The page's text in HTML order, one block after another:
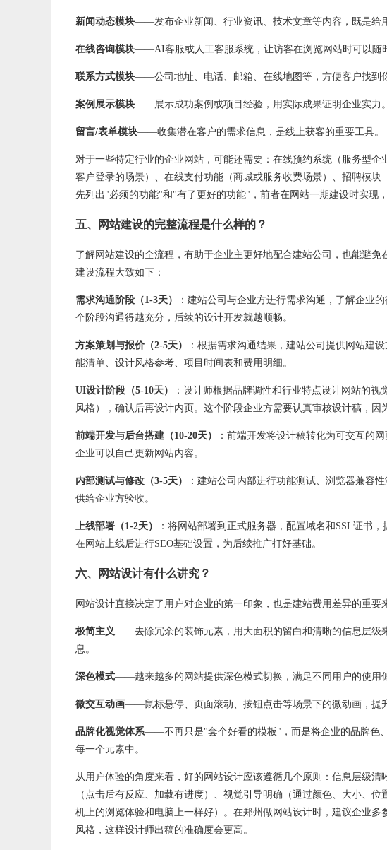
新闻动态模块——发布企业新闻、行业资讯、技术文章等内容，既是给
在线咨询模块——AI客服或人工客服系统，让访客在浏览网站时可以随
联系方式模块——公司地址、电话、邮箱、在线地图等，方便客户找到
案例展示模块——展示成功案例或项目经验，用实际成果证明企业实力。
留言/表单模块——收集潜在客户的需求信息，是线上获客的重要工具。
对于一些特定行业的企业网站，可能还需要：在线预约系统（服务型
客户登录的场景）、在线支付功能（商城或服务收费场景）、招聘模
先列出"必须的功能"和"有了更好的功能"，前者在网站一期建设时实现
五、网站建设的完整流程是什么样的？
了解网站建设的全流程，有助于企业主更好地配合建站公司，也能避
建设流程大致如下：
需求沟通阶段（1-3天）
：建站公司与企业方进行需求沟通，了解企业
个阶段沟通得越充分，后续的设计开发就越顺畅。
方案策划与报价（2-5天）
：根据需求沟通结果，建站公司提供网站建
能清单、设计风格参考、项目时间表和费用明细。
UI设计阶段（5-10天）
：设计师根据品牌调性和行业特点设计网站的
风格），确认后再设计内页。这个阶段企业方需要认真审核设计稿，因
前端开发与后台搭建（10-20天）
：前端开发将设计稿转化为可交互的
企业可以自己更新网站内容。
内部测试与修改（3-5天）
：建站公司内部进行功能测试、浏览器兼容
供给企业方验收。
上线部署（1-2天）
：将网站部署到正式服务器，配置域名和SSL证书
在网站上线后进行SEO基础设置，为后续推广打好基础。
六、网站设计有什么讲究？
网站设计直接决定了用户对企业的第一印象，也是建站费用差异的重要
极简主义——去除冗余的装饰元素，用大面积的留白和清晰的信息层级
息。
深色模式——越来越多的网站提供深色模式切换，满足不同用户的使用
微交互动画——鼠标悬停、页面滚动、按钮点击等场景下的微动画，提
品牌化视觉体系——不再只是"套个好看的模板"，而是将企业的品牌色
每一个元素中。
从用户体验的角度来看，好的网站设计应该遵循几个原则：信息层级
（点击后有反应、加载有进度）、视觉引导明确（通过颜色、大小、
机上的浏览体验和电脑上一样好）。在郑州做网站设计时，建议企业
风格，这样设计师出稿的准确度会更高。